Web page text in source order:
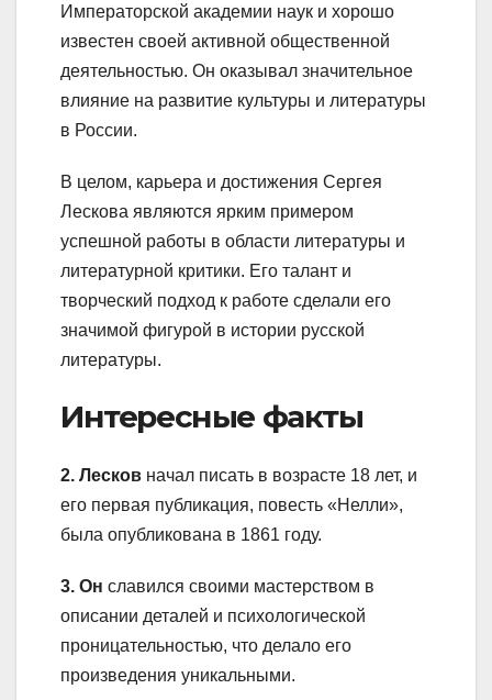
Императорской академии наук и хорошо
известен своей активной общественной
деятельностью. Он оказывал значительное
влияние на развитие культуры и литературы
в России.
В целом, карьера и достижения Сергея
Лескова являются ярким примером
успешной работы в области литературы и
литературной критики. Его талант и
творческий подход к работе сделали его
значимой фигурой в истории русской
литературы.
Интересные факты
2. Лесков начал писать в возрасте 18 лет, и
его первая публикация, повесть «Нелли»,
была опубликована в 1861 году.
3. Он славился своими мастерством в
описании деталей и психологической
проницательностью, что делало его
произведения уникальными.